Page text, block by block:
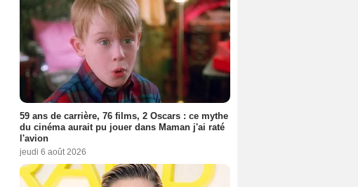
59 ans de carrière, 76 films, 2 Oscars : ce mythe
du cinéma aurait pu jouer dans Maman j'ai raté
l'avion
jeudi 6 août 2026